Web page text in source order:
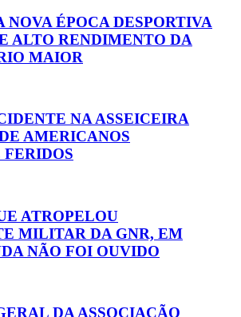
NOVA ÉPOCA DESPORTIVA
ALTO RENDIMENTO DA
MAIOR
NA ASSEICEIRA
AMERICANOS
ATROPELOU
MILITAR DA GNR, EM
NÃO FOI OUVIDO
DA ASSOCIAÇÃO